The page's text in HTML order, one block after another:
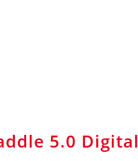
5.0 Digital